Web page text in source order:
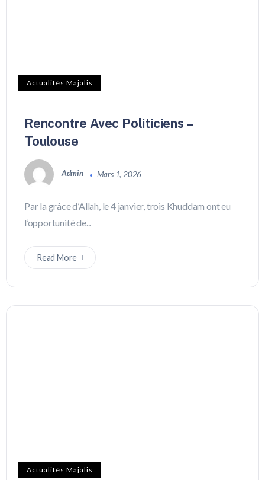
Actualités Majalis
Rencontre Avec Politiciens –
Toulouse
Admin Mars 1, 2026
Par la grâce d’Allah, le 4 janvier, trois Khuddam ont eu
l’opportunité de...
Read More
Actualités Majalis